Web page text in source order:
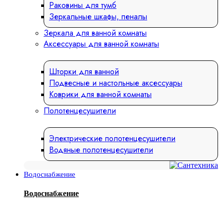
Раковины для тумб
Зеркальные шкафы, пеналы
Зеркала для ванной комнаты
Аксессуары для ванной комнаты
Шторки для ванной
Подвесные и настольные аксессуары
Коврики для ванной комнаты
Полотенцесушители
Электрические полотенцесушители
Водяные полотенцесушители
Водоснабжение
Водоснабжение